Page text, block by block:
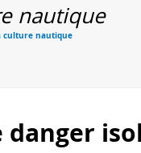
nautique
culture nautique
danger